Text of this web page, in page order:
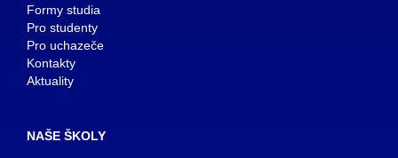
Formy studia
Pro studenty
Pro uchazeče
Kontakty
Aktuality
NAŠE ŠKOLY